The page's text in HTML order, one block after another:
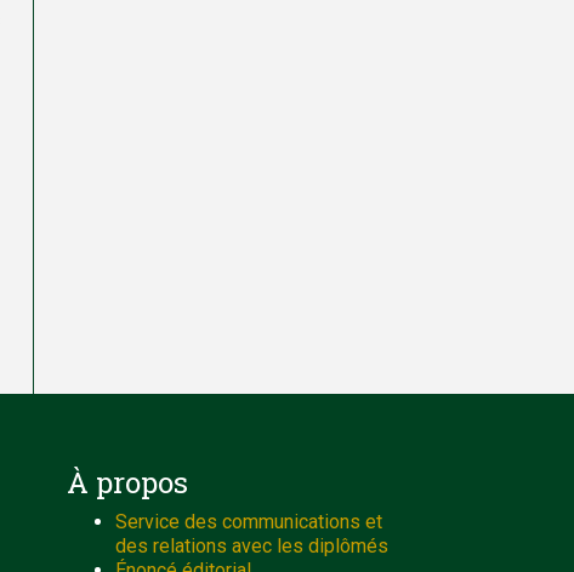
À propos
Service des communications et
des relations avec les diplômés